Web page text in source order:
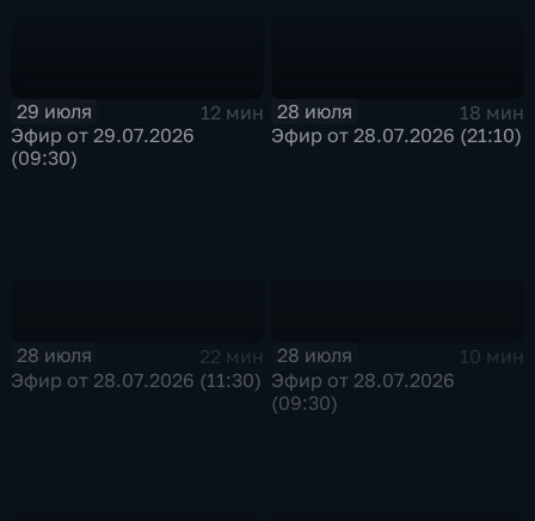
29 июля
12 мин
Эфир от 29.07.2026
(09:30)
28 июля
18 мин
Эфир от 28.07.2026 (21:10)
28 июля
22 мин
Эфир от 28.07.2026 (11:30)
28 июля
10 мин
Эфир от 28.07.2026
(09:30)